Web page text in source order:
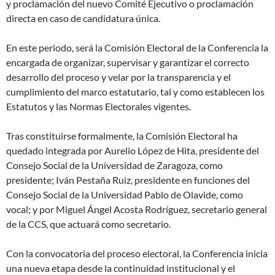
y proclamación del nuevo Comité Ejecutivo o proclamación
directa en caso de candidatura única.
En este periodo, será la Comisión Electoral de la Conferencia la
encargada de organizar, supervisar y garantizar el correcto
desarrollo del proceso y velar por la transparencia y el
cumplimiento del marco estatutario, tal y como establecen los
Estatutos y las Normas Electorales vigentes.
Tras constituirse formalmente, la Comisión Electoral ha
quedado integrada por Aurelio López de Hita, presidente del
Consejo Social de la Universidad de Zaragoza, como
presidente; Iván Pestaña Ruiz, presidente en funciones del
Consejo Social de la Universidad Pablo de Olavide, como
vocal; y por Miguel Ángel Acosta Rodríguez, secretario general
de la CCS, que actuará como secretario.
Con la convocatoria del proceso electoral, la Conferencia inicia
una nueva etapa desde la continuidad institucional y el